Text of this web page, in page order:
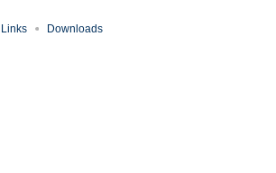
Links Downloads